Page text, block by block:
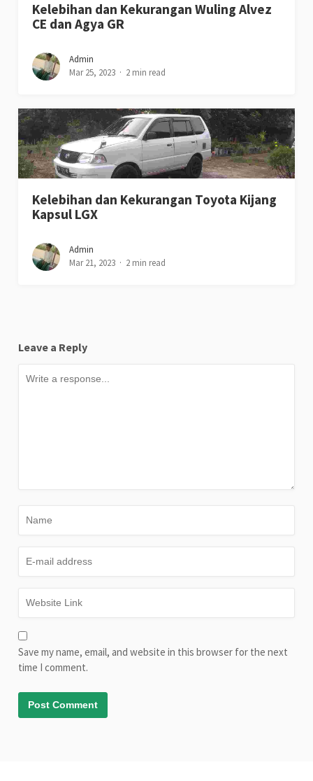
Kelebihan dan Kekurangan Wuling Alvez
CE dan Agya GR
Admin
Mar 25, 2023
2 min read
Kelebihan dan Kekurangan Toyota Kijang
Kapsul LGX
Admin
Mar 21, 2023
2 min read
Leave a Reply
Save my name, email, and website in this browser for the next
time I comment.